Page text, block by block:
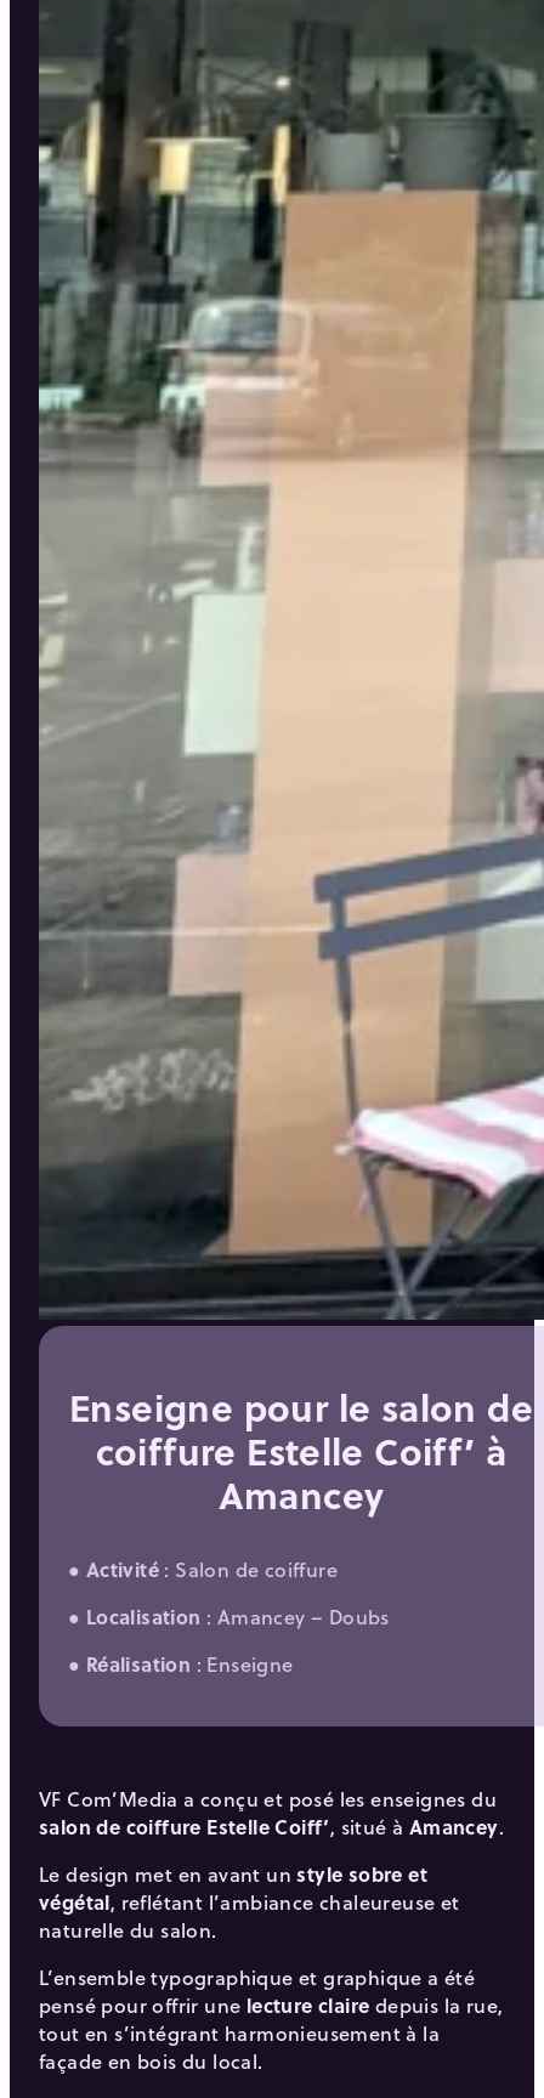
Enseigne pour le salon de
coiffure Estelle Coiff’ à
Amancey
● Activité : Salon de coiffure
● Localisation : Amancey – Doubs
● Réalisation : Enseigne
VF Com’Media a conçu et posé les enseignes du
salon de coiffure Estelle Coiff’, situé à Amancey.
Le design met en avant unstyle sobre et
végétal, reflétant l’ambiance chaleureuse et
naturelle du salon.
L’ensemble typographique et graphique a été
pensé pour offrir une lecture claire depuis la rue,
tout en s’intégrant harmonieusement à la
façade en bois du local.